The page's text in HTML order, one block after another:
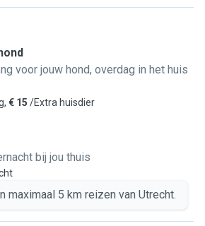
- we've always had at least one
a dog of my own for several years,
Everyone in my family loves
a trick or two about how to keep
play with your pets whenever you
home. I can also take into my home
who will be open for a sleepover.
to learn few phrases in a different
your pet understands!
voor jouw hond, overdag in het huis
€ 15 /Extra huisdier
bij jou thuis
maximaal 5 km reizen van Utrecht.